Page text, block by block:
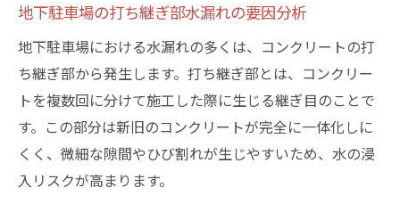
地下駐車場水漏れが与える建物への影響
応急処置で被害を最小限に抑えるコツ
地下駐車場水漏れの原因を見極める方法
止水壁コンクリートの機能と補修ポイント
地下駐車場で活躍する止水壁コンクリート
の役割
地下駐車場の打ち継ぎ部水漏れの要因分析
地下駐車場における水漏れの多くは、コンクリートの打
ち継ぎ部から発生します。打ち継ぎ部とは、コンクリー
トを複数回に分けて施工した際に生じる継ぎ目のことで
す。この部分は新旧のコンクリートが完全に一体化しに
くく、微細な隙間やひび割れが生じやすいため、水の浸
入リスクが高まります。